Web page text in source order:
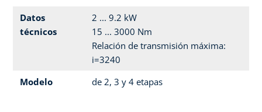
Datos
técnicos
2 ... 9.2 kW
15 ... 3000 Nm
Relación de transmisión máxima:
i=3240
Modelo
de 2, 3 y 4 etapas